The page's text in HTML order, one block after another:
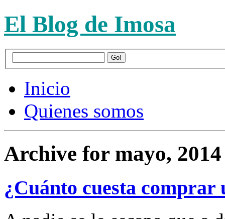
El Blog de Imosa
Inicio
Quienes somos
Archive for mayo, 2014
¿Cuánto cuesta comprar